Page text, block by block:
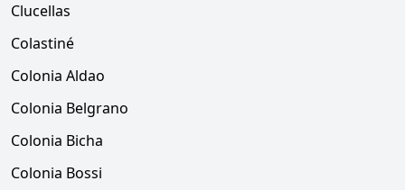
Clucellas
Colastiné
Colonia Aldao
Colonia Belgrano
Colonia Bicha
Colonia Bossi